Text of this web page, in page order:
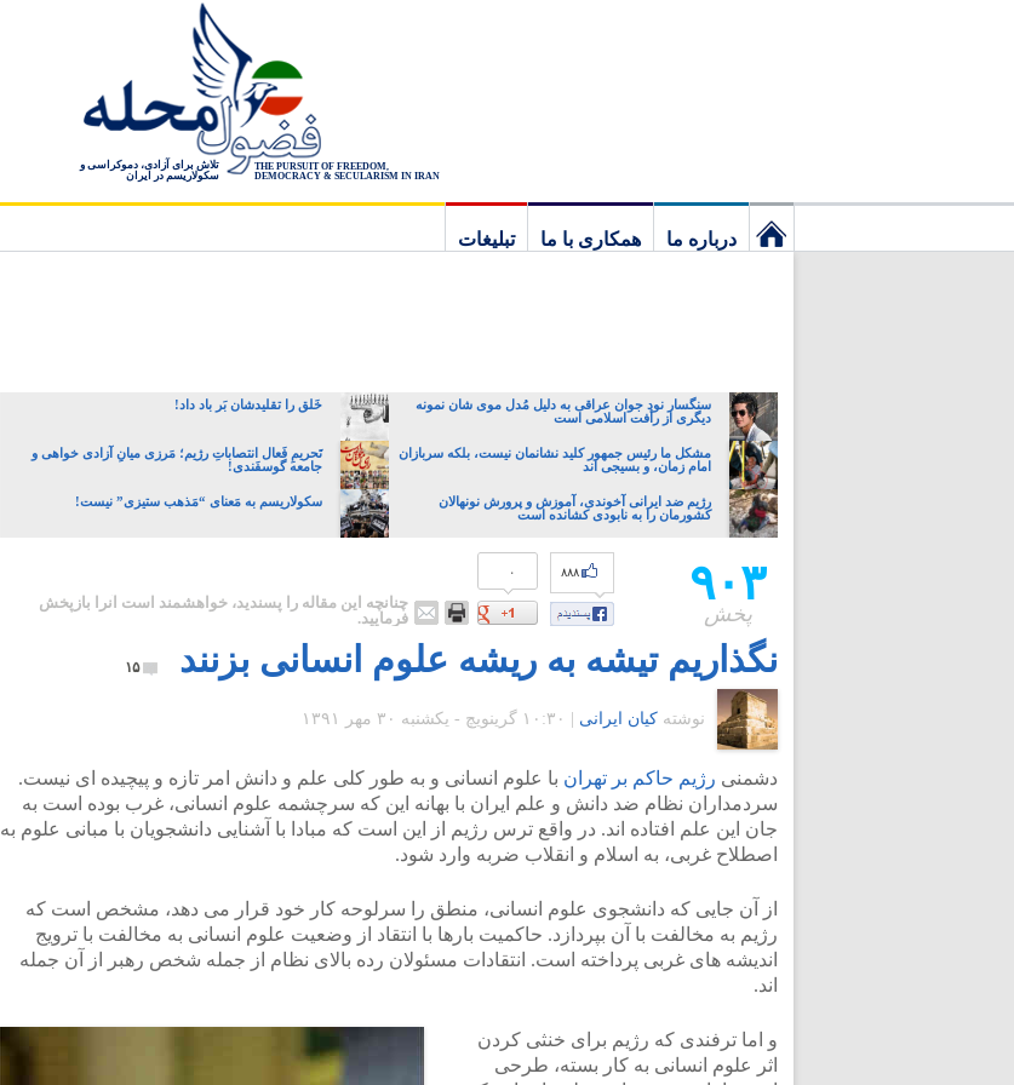
THE PURSUIT OF FREEDOM,
DEMOCRACY & SECULARISM IN IRAN
تلاش برای آزادی، دموکراسی و
سکولاریسم در ایران
درباره ما همکاری با ما
تبلیغات
سنگسار نود جوان عراقی به دلیل مُدل موی شان نمونه
دیگری از رأفت اسلامی است
خَلق را تقلیدشان بَر باد داد!
مشکل ما رئیس جمهور کلید نشانمان نیست، بلکه سربازان
امام زمان، و بسیجی اند
تَحریمِ فَعال انتصاباتِ رژیم؛ مَرزی میانِ آزادی خواهی و
جامعه گوسفَندی!
رژیم ضد ایرانی آخوندی، آموزش و پرورش نونهالان
کشورمان را به نابودی کشانده است
سکولاریسم به مَعنای “مَذهب ستیزی” نیست!
۹۰۳
پخش
۰ ۸۸۸
چنانچه این مقاله را پسندید، خواهشمند است آنرا بازپخش
فرمایید.
نگذاریم تیشه به ریشه علوم انسانی بزنند ۱۵
نوشته کیان ایرانی ۱۰:۳۰ گرينويچ - یکشنبه ۳۰ مهر ۱۳۹۱
دشمنی رژیم حاکم بر تهران با علوم انسانی و به طور کلی علم و دانش امر تازه و پیچیده ای نیست.
سردمداران نظام ضد دانش و علم ایران با بهانه این که سرچشمه علوم انسانی، غرب بوده است به
جان این علم افتاده اند. در واقع ترس رژیم از این است که مبادا با آشنایی دانشجویان با مبانی علوم به
اصطلاح غربی، به اسلام و انقلاب ضربه وارد شود.
از آن جایی که دانشجوی علوم انسانی، منطق را سرلوحه کار خود قرار می دهد، مشخص است که
رژیم به مخالفت با آن بپردازد. حاکمیت بارها با انتقاد از وضعیت علوم انسانی به مخالفت با ترویج
اندیشه های غربی پرداخته است. انتقادات مسئولان رده بالای نظام از جمله شخص رهبر از آن جمله
اند.
و اما ترفندی که رژیم برای خنثی کردن
اثر علوم انسانی به کار بسته، طرحی